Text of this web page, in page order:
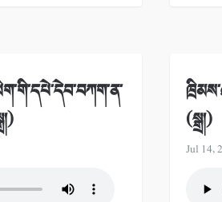
(སྒྲ།)
Jul 14,